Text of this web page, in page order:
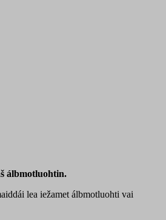
álbmotluohtin.
lea iežamet álbmotluohti vai